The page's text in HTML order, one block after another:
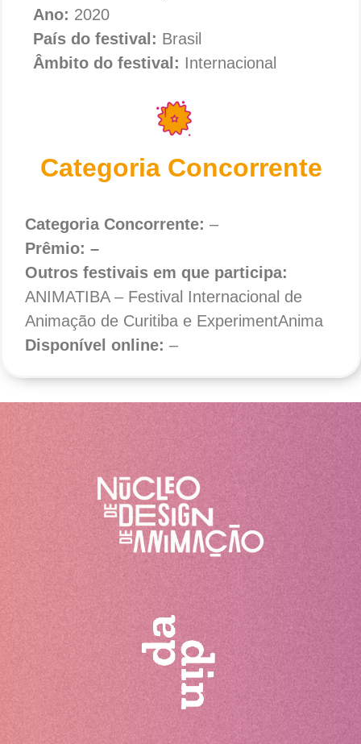
Ano: 2020
País do festival: Brasil
Âmbito do festival: Internacional
Categoria Concorrente
Categoria Concorrente: –
Prêmio: –
Outros festivais em que participa:
ANIMATIBA – Festival Internacional de
Animação de Curitiba e ExperimentAnima
Disponível online: –